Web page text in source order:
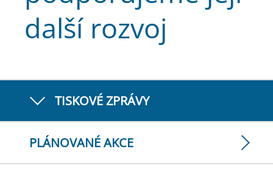
další rozvoj
TISKOVÉ ZPRÁVY
PLÁNOVANÉ AKCE